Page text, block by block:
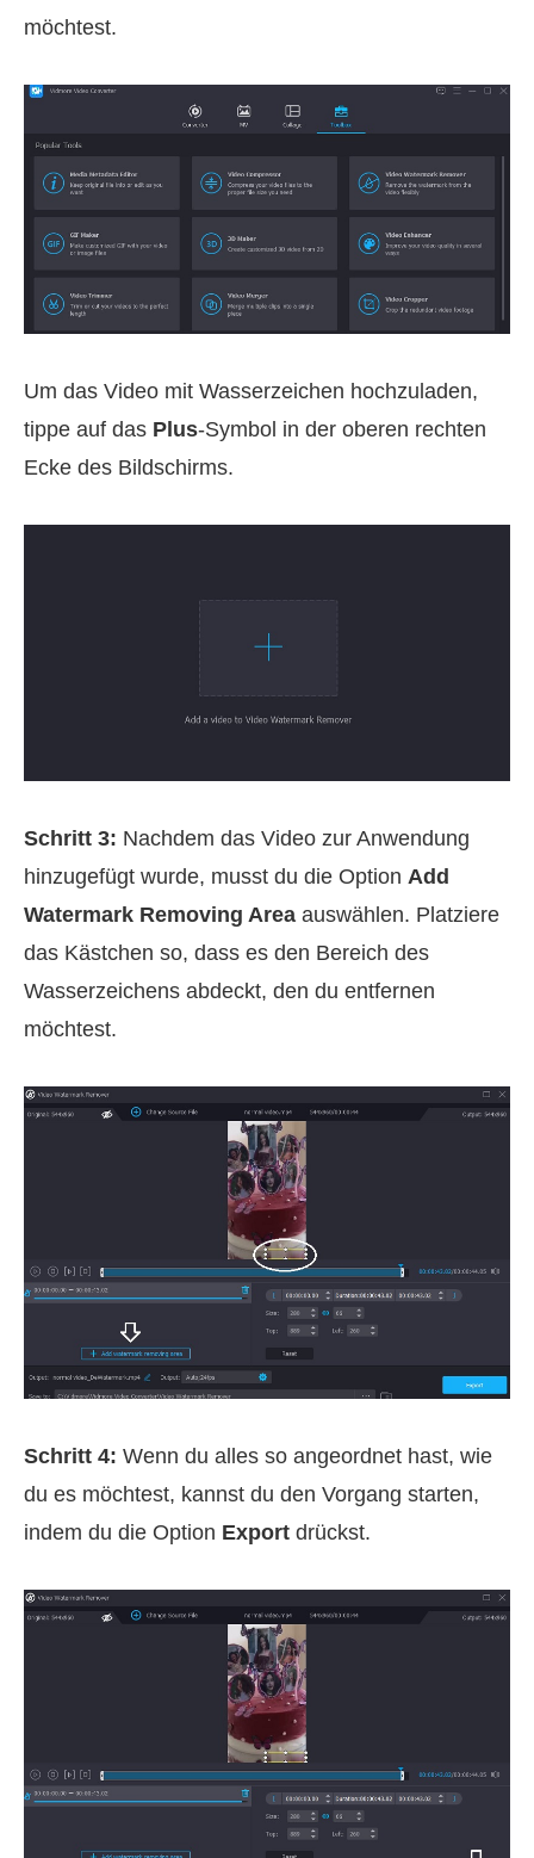
möchtest.
Um das Video mit Wasserzeichen hochzuladen,
tippe auf das Plus-Symbol in der oberen rechten
Ecke des Bildschirms.
Schritt 3: Nachdem das Video zur Anwendung
hinzugefügt wurde, musst du die Option Add
Watermark Removing Area auswählen. Platziere
das Kästchen so, dass es den Bereich des
Wasserzeichens abdeckt, den du entfernen
möchtest.
Schritt 4: Wenn du alles so angeordnet hast, wie
du es möchtest, kannst du den Vorgang starten,
indem du die Option Export drückst.